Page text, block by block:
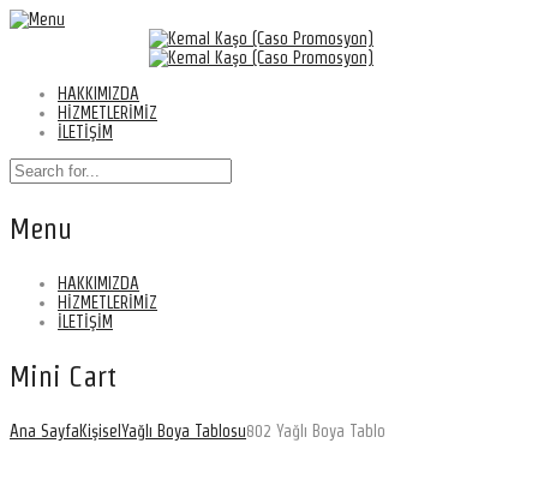
HAKKIMIZDA
HİZMETLERİMİZ
İLETİŞİM
Menu
HAKKIMIZDA
HİZMETLERİMİZ
İLETİŞİM
Mini Cart
Ana SayfaKişisel Yağlı Boya Tablosu802 Yağlı Boya Tablo